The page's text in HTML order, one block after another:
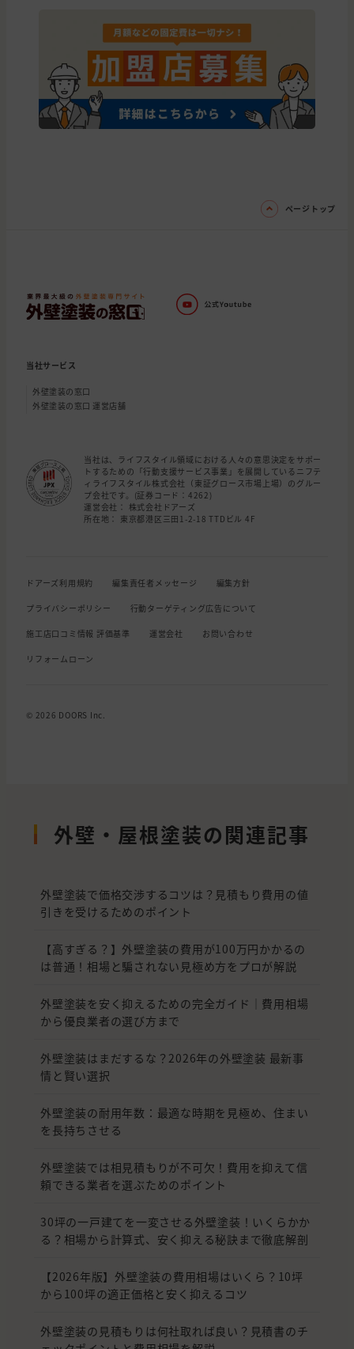
ページトップ
当社サービス
外壁塗装の窓口
外壁塗装の窓口 運営店舗
当社は、ライフスタイル領域における人々の意思決定をサポー
トするための「行動支援サービス事業」を展開しているニフテ
ィライフスタイル株式会社（東証グロース市場上場）のグルー
プ会社です。(証券コード：4262)
運営会社： 株式会社ドアーズ
所在地： 東京都港区三田1-2-18 TTDビル 4F
ドアーズ利用規約 編集責任者メッセージ 編集方針
プライバシーポリシー 行動ターゲティング広告について
施工店口コミ情報 評価基準 運営会社 お問い合わせ
リフォームローン
© 2026 DOORS Inc.
外壁・屋根塗装の関連記事
外壁塗装で価格交渉するコツは？見積もり費用の値
引きを受けるためのポイント
【高すぎる？】外壁塗装の費用が100万円かかるの
は普通！相場と騙されない見極め方をプロが解説
外壁塗装を安く抑えるための完全ガイド｜費用相場
から優良業者の選び方まで
外壁塗装はまだするな？2026年の外壁塗装 最新事
情と賢い選択
外壁塗装の耐用年数：最適な時期を見極め、住まい
を長持ちさせる
外壁塗装では相見積もりが不可欠！費用を抑えて信
頼できる業者を選ぶためのポイント
30坪の一戸建てを一変させる外壁塗装！いくらかか
る？相場から計算式、安く抑える秘訣まで徹底解剖
【2026年版】外壁塗装の費用相場はいくら？10坪
から100坪の適正価格と安く抑えるコツ
外壁塗装の見積もりは何社取れば良い？見積書のチ